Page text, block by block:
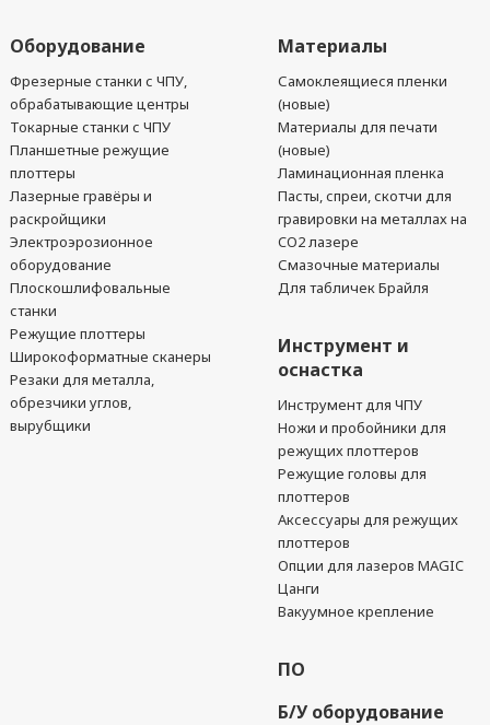
Оборудование
Фрезерные станки с ЧПУ,
обрабатывающие центры
Токарные станки с ЧПУ
Планшетные режущие
плоттеры
Лазерные гравёры и
раскройщики
Электроэрозионное
оборудование
Плоскошлифовальные
станки
Режущие плоттеры
Широкоформатные сканеры
Резаки для металла,
обрезчики углов,
вырубщики
Материалы
Самоклеящиеся пленки
(новые)
Материалы для печати
(новые)
Ламинационная пленка
Пасты, спреи, скотчи для
гравировки на металлах на
CO2 лазере
Смазочные материалы
Для табличек Брайля
Инструмент и
оснастка
Инструмент для ЧПУ
Ножи и пробойники для
режущих плоттеров
Режущие головы для
плоттеров
Аксессуары для режущих
плоттеров
Опции для лазеров MAGIC
Цанги
Вакуумное крепление
ПО
Б/У оборудование